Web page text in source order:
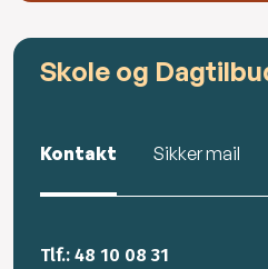
Skole og
Kontakt Sikker mail
Tlf.: 48 10 08 31